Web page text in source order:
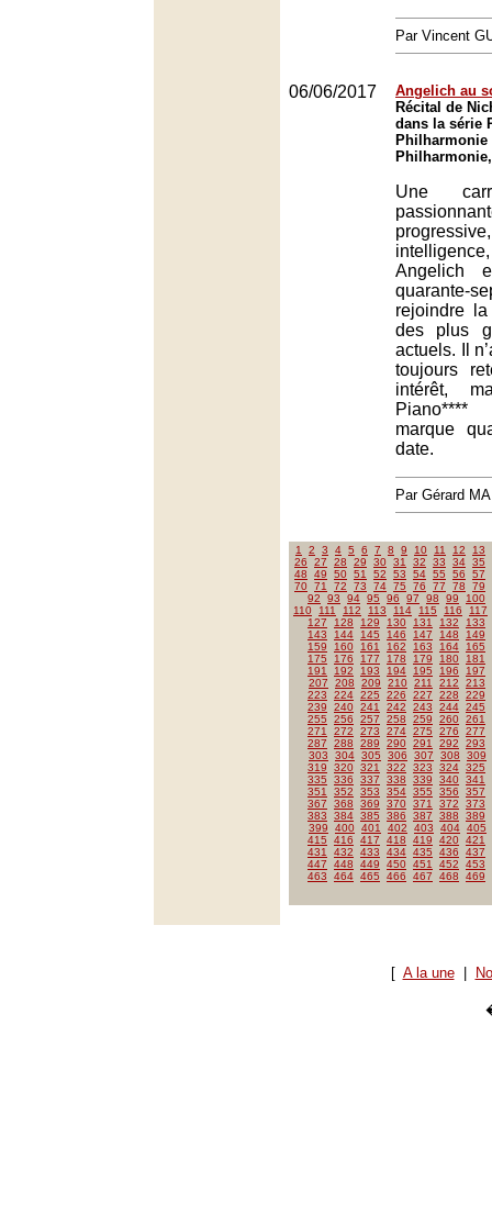
Par Vincent
06/06/2017
Angelich au
Récital de
dans la série
Philharmonie
Une
Angelich
rejoindre
des plus
actuels. Il
toujours
intérêt,
Piano****
marque
date.
Par Gérard
1 2 3 4 5 6 7 8 9 10 11 12
13
26
27 28 29 30 31 32 33 34 35
48
49 50 51 52 53 54 55 56
57
70 71 72 73 74 75 76 77 78
79
92
93 94 95 96 97 98 99
100
110
111 112 113 114 115 116
117
127
128 129 130 131 132
133
143
144 145 146 147 148
149
159
160 161 162 163 164
165
175
176 177 178 179 180
181
191
192 193 194 195 196
197
207
208 209 210 211 212
213
223
224 225 226 227 228
229
239
240 241 242 243 244 245
255
256 257 258 259 260 261
271
272 273 274 275 276
277
287
288 289 290 291 292
293
303
304 305 306 307 308
309
319
320 321 322 323 324 325
335
336 337 338 339 340 341
351
352 353 354 355 356
357
367
368 369 370 371 372
373
383
384 385 386 387 388
389
399
400 401 402 403 404 405
415
416 417 418 419 420 421
431
432 433 434 435 436
437
447
448 449 450 451 452
453
463
464 465 466 467 468 469
[ A la une|